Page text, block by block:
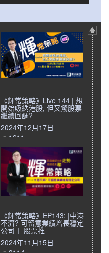
《輝常策略》Live 144 | 想
開始吸納港股, 但又驚股票
繼續回調?
2024年12月17日
1911
《輝常策略》EP143: |中港
不濟? 可留意業績增長穩定
公司丨 股票推
2024年11月15日